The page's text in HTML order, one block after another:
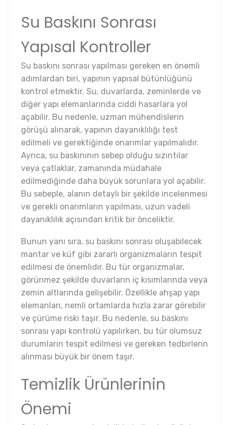
Su Baskını Sonrası
Yapısal Kontroller
Su baskını sonrası yapılması gereken en önemli
adımlardan biri, yapının yapısal bütünlüğünü
kontrol etmektir. Su, duvarlarda, zeminlerde ve
diğer yapı elemanlarında ciddi hasarlara yol
açabilir. Bu nedenle, uzman mühendislerin
görüşü alınarak, yapının dayanıklılığı test
edilmeli ve gerektiğinde onarımlar yapılmalıdır.
Ayrıca, su baskınının sebep olduğu sızıntılar
veya çatlaklar, zamanında müdahale
edilmediğinde daha büyük sorunlara yol açabilir.
Bu sebeple, alanın detaylı bir şekilde incelenmesi
ve gerekli onarımların yapılması, uzun vadeli
dayanıklılık açısından kritik bir önceliktir.
Bunun yanı sıra, su baskını sonrası oluşabilecek
mantar ve küf gibi zararlı organizmaların tespit
edilmesi de önemlidir. Bu tür organizmalar,
görünmez şekilde duvarların iç kısımlarında veya
zemin altlarında gelişebilir. Özellikle ahşap yapı
elemanları, nemli ortamlarda hızla zarar görebilir
ve çürüme riski taşır. Bu nedenle, su baskını
sonrası yapı kontrolü yapılırken, bu tür olumsuz
durumların tespit edilmesi ve gereken tedbirlerin
alınması büyük bir önem taşır.
Temizlik Ürünlerinin
Önemi